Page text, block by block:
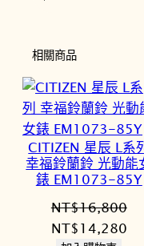
相關商品
CITIZEN 星辰 L系
幸福鈴蘭鈴 光動能
錶 EM1073-85Y
NT$16,800
原
NT$14,280目